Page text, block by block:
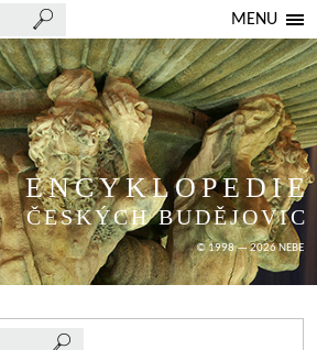
MENU
ENCYKLOPEDIE
ČESKÝCH BUDĚJOVIC
© 1998 — 2026 NEBE